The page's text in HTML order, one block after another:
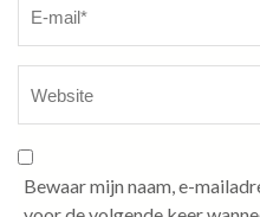
Bewaar mijn naam, e-